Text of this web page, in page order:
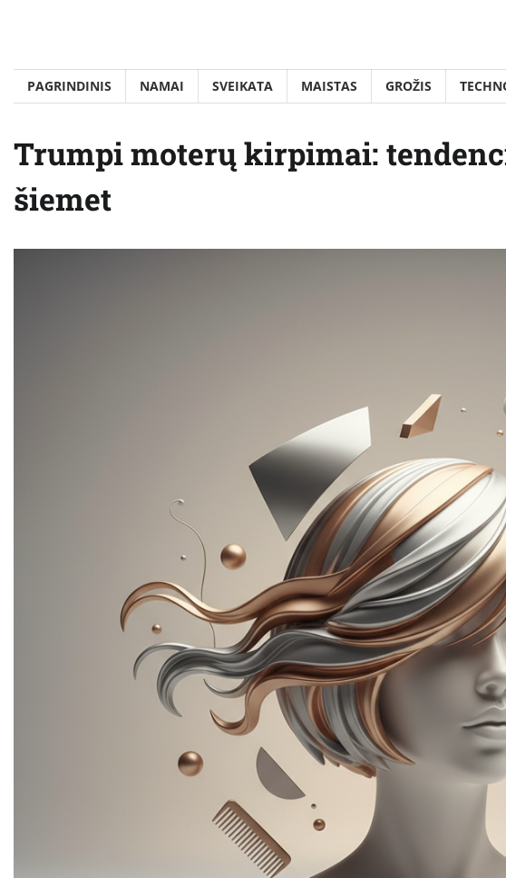
PAGRINDINIS NAMAI SVEIKATA MAISTAS GROŽIS
Trumpi moterų kirpimai:
šiemet